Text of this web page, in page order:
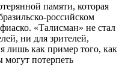
памяти, которая
российском
«Талисман» не стал
ни для зрителей,
лишь как пример того, как
потерпеть